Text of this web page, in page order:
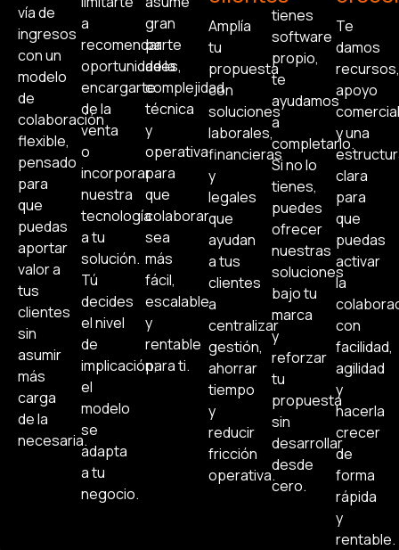
vía de
ingresos
con un
modelo
de
colaboración
flexible,
pensado
para
que
puedas
aportar
valor a
tus
clientes
sin
asumir
más
carga
de la
necesaria.
a
recomendar
oportunidades,
encargarte
de la
venta
o
incorporar
nuestra
tecnología
a tu
solución.
Tú
decides
el nivel
de
implicación;
el
modelo
se
adapta
a tu
negocio.
gran
parte
de la
complejidad
técnica
y
operativa
para
que
colaborar
sea
más
fácil,
escalable
y
rentable
para ti.
Amplía
tu
propuesta
con
soluciones
laborales,
financieras
y
legales
que
ayudan
a tus
clientes
a
centralizar
gestión,
ahorrar
tiempo
y
reducir
fricción
operativa.
tienes
software
propio,
te
ayudamos
a
completarlo.
Si no lo
tienes,
puedes
ofrecer
nuestras
soluciones
bajo tu
marca
y
reforzar
tu
propuesta
sin
desarrollar
desde
cero.
Te
damos
recursos,
apoyo
comercial
y una
clara
para
que
puedas
activar
la
con
facilidad,
agilidad
y
hacerla
crecer
de
forma
rápida
y
rentable.